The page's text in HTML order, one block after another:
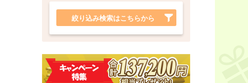
絞り込み検索はこちらから